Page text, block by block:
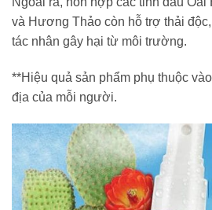
và Hương Thảo còn hỗ trợ thải
tác nhân gây hại từ môi trường.
**Hiệu quả sản phẩm phụ thuộc
địa của mỗi người.